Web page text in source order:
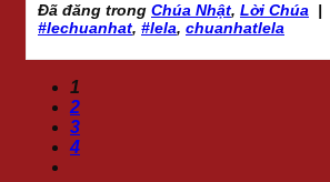
Đã đăng trong Chúa Nhật, Lời Chúa |
#lechuanhat, #lela, chuanhatlela
1
2
3
4